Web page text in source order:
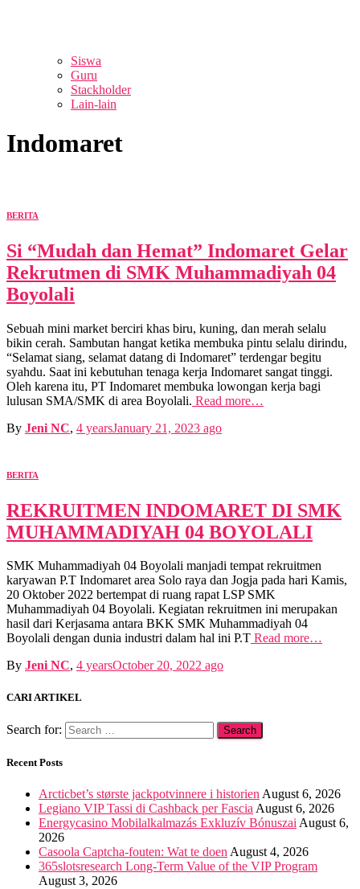
Siswa
Guru
Stackholder
Lain-lain
Indomaret
BERITA
Si “Mudah dan Hemat” Indomaret Gelar
Rekrutmen di SMK Muhammadiyah 04
Boyolali
Sebuah mini market berciri khas biru, kuning, dan merah selalu
bikin cerah. Sambutan hangat ketika membuka pintu selalu dirindu,
“Selamat siang, selamat datang di Indomaret” terdengar begitu
syahdu. Saat ini kebutuhan tenaga kerja Indomaret sangat tinggi.
Oleh karena itu, PT Indomaret membuka lowongan kerja bagi
lulusan SMA/SMK di area Boyolali. Read more…
By Jeni NC, 4 yearsJanuary 21, 2023 ago
BERITA
REKRUITMEN INDOMARET DI SMK
MUHAMMADIYAH 04 BOYOLALI
SMK Muhammadiyah 04 Boyolali manjadi tempat rekruitmen
karyawan P.T Indomaret area Solo raya dan Jogja pada hari Kamis,
20 Oktober 2022 bertempat di ruang rapat LSP SMK
Muhammadiyah 04 Boyolali. Kegiatan rekruitmen ini merupakan
hasil dari Kerjasama antara BKK SMK Muhammadiyah 04
Boyolali dengan dunia industri dalam hal ini P.T Read more…
By Jeni NC, 4 yearsOctober 20, 2022 ago
CARI ARTIKEL
Search for:
Recent Posts
Arcticbet’s største jackpotvinnere i historien August 6, 2026
Legiano VIP Tassi di Cashback per Fascia August 6, 2026
Energycasino Mobilalkalmazás Exkluzív Bónuszai August 6,
2026
Casoola Captcha-fouten: Wat te doen August 4, 2026
365slotsresearch Long-Term Value of the VIP Program
August 3, 2026